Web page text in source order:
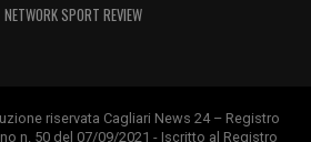
NETWORK SPORT REVIEW
riservata Cagliari News 24 – Registro
n. 50 del 07/09/2021 - Iscritto al Registro